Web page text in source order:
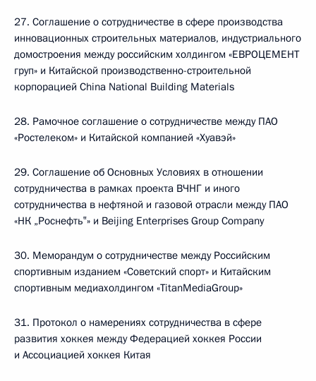
27. Соглашение о сотрудничестве в сфере производства
инновационных строительных материалов, индустриального
домостроения между российским холдингом «ЕВРОЦЕМЕНТ
груп» и Китайской производственно-строительной
корпорацией China National Building Materials
28. Рамочное соглашение о сотрудничестве между ПАО
«Ростелеком» и Китайской компанией «Хуавэй»
29. Соглашение об Основных Условиях в отношении
сотрудничества в рамках проекта ВЧНГ и иного
сотрудничества в нефтяной и газовой отрасли между ПАО
«НК „Роснефть‟» и Beijing Enterprises Group Company
30. Меморандум о сотрудничестве между Российским
спортивным изданием «Советский спорт» и Китайским
спортивным медиахолдингом «TitanMediaGroup»
31. Протокол о намерениях сотрудничества в сфере
развития хоккея между Федерацией хоккея России
и Ассоциацией хоккея Китая